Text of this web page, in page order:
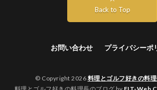
Back to Top
お問い合わせ プライバシーポ
© Copyright 2026 料理とゴルフ好きの料